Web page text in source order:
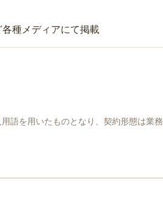
種メディアにて掲載
語を用いたものとなり、契約形態は業務